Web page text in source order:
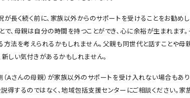
が長く続く前に、家族以外からのサポートを受けることをお勧め
で、母親は自分の時間を持つことができ、心に余裕が生まれます
方法を考えられるかもしれません。父親も同世代と話すことや母
新しい気付きがあるかもしれません。
（Aさんの母親）が家族以外のサポートを受け入れない場合もあり
得するのではなく、地域包括支援センターにご相談ください。家